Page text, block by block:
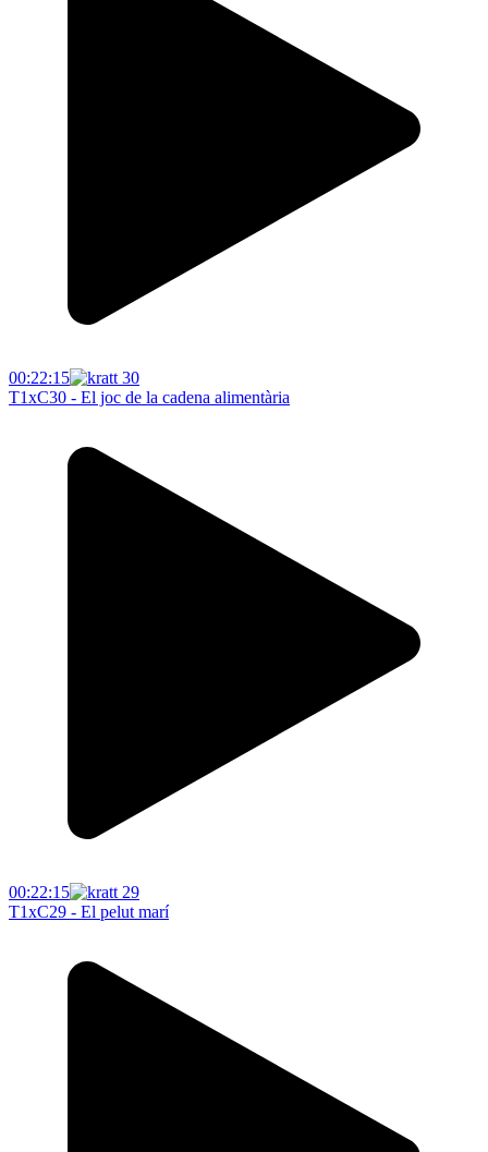
00:22:15
T1xC30 - El joc de la cadena alimentària
00:22:15
T1xC29 - El pelut marí